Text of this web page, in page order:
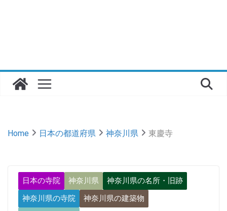
Home 日本の都道府県 神奈川県 東慶寺
日本の寺院 神奈川県
神奈川県の名所・旧跡
神奈川県の寺院
神奈川県の建築物